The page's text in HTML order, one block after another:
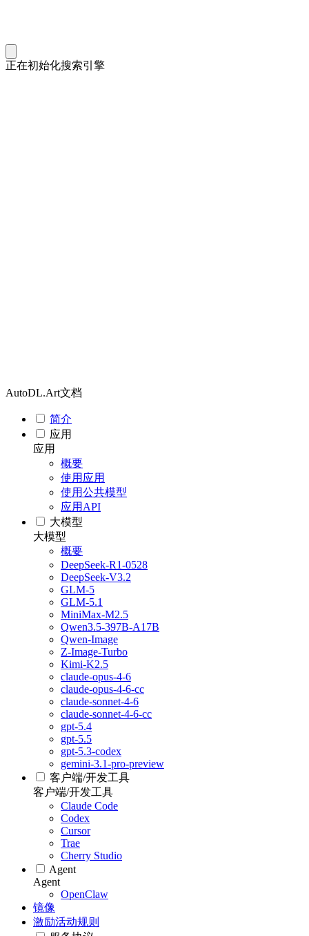
正在初始化搜索引擎
AutoDL.Art文档
简介
应用
应用
概要
使用应用
使用公共模型
应用API
大模型
大模型
概要
DeepSeek-R1-0528
DeepSeek-V3.2
GLM-5
GLM-5.1
MiniMax-M2.5
Qwen3.5-397B-A17B
Qwen-Image
Z-Image-Turbo
Kimi-K2.5
claude-opus-4-6
claude-opus-4-6-cc
claude-sonnet-4-6
claude-sonnet-4-6-cc
gpt-5.4
gpt-5.5
gpt-5.3-codex
gemini-3.1-pro-preview
客户端/开发工具
客户端/开发工具
Claude Code
Codex
Cursor
Trae
Cherry Studio
Agent
Agent
OpenClaw
镜像
激励活动规则